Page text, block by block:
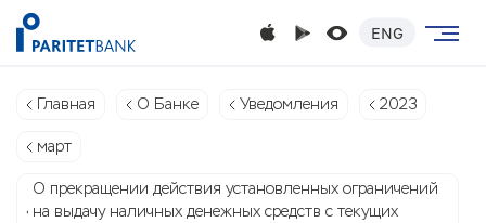
ENG
Главная О Банке Уведомления 2023
март
О прекращении действия установленных ограничений
на выдачу наличных денежных средств с текущих